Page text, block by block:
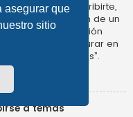
asegurar que
sitio
actualiza. Al suscribirte,
una actualización de un
de notificación
se pueden configurar en
de Foros”.
a temas